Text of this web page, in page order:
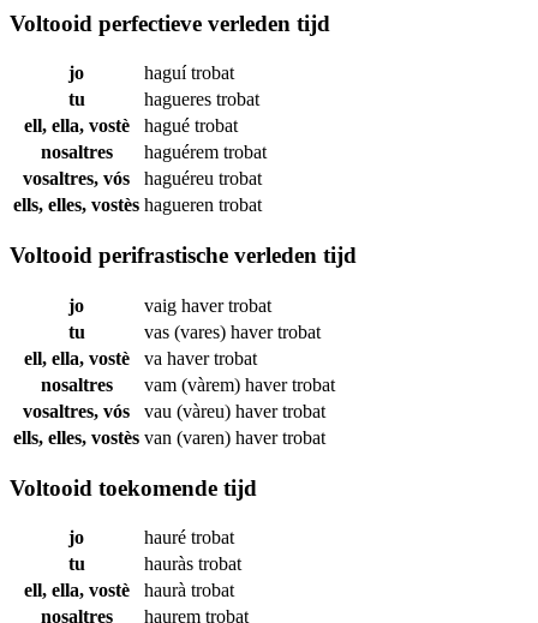
Voltooid perfectieve verleden tijd
jo haguítrobat
tu
hagueres trobat
ell, ella, vostè
hagué trobat
nosaltres
haguérem trobat
vosaltres, vós
haguéreu trobat
ells, elles, vostès hagueren trobat
Voltooid perifrastische verleden tijd
jo vaig havertrobat
tu
vas (vares) havertrobat
ell, ella, vostè
va havertrobat
nosaltres
vam (vàrem) havertrobat
vosaltres, vós
vau (vàreu) havertrobat
ells, elles, vostès van (varen) havertrobat
Voltooid toekomende tijd
jo hauré trobat
tu
hauràs trobat
ell, ella, vostè
haurà trobat
nosaltres
haurem trobat